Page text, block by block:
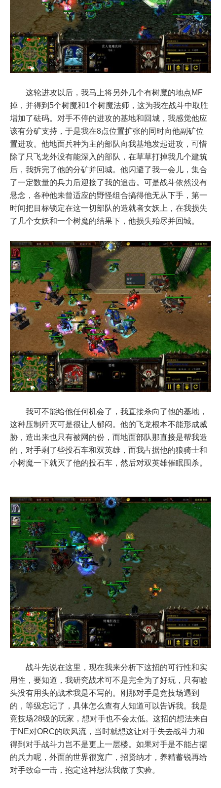
这轮进攻以后，我马上将另外几个有树魔的地点MF
掉，并得到5个树魔和1个树魔法师，这为我在战斗中取胜
增加了砝码。对手不停的进攻的基地和回城，我感觉他应
该有分矿支持，于是我在8点位置扩张的同时向他副矿位
置进攻。他地面兵种为主的部队向我基地发起进攻，可惜
除了只飞龙外没有能深入的部队，在草草打掉我几个建筑
后，我拆完了他的分矿并回城。他闪避了我一会儿，集合
了一定数量的兵力后迎接了我的追击。可是战斗依然没有
悬念，各种他未曾适应的野怪组合搞得他无从下手，第一
时间把目标锁定在这一切部队的造就者女妖上，在我损失
了几个女妖和一个树魔的结果下，他损失殆尽并回城。
我可不能给他任何机会了，我直接杀向了他的基地，
这种压制歼灭可是很让人郁闷。他的飞龙根本不能形成威
胁，造出来也只有被网的份，而地面部队那直接是帮我造
的，对手剩了些投石车和双英雄，而我占据他的狼骑士和
小树魔一下就灭了他的投石车，然后对双英雄催眠围杀。
战斗先说在这里，现在我来分析下这招的可行性和实
用性，要知道，我研究战术可不是完全为了好玩，只有嘘
头没有用头的战术我是不写的。刚那对手是竞技场遇到
的，等级忘记了，具体怎么查有人知道可以告诉我。我是
竞技场28级的玩家，想对手也不会太低。这招的想法来自
于NE对ORC的吹风流，当时就想这让对手失去战斗力和
得到对手战斗力岂不是更上一层楼。如果对手是不能占据
的兵力呢，外面的世界很宽广，招贤纳才，养精蓄锐再给
对手致命一击，抱定这种想法我做了实验。